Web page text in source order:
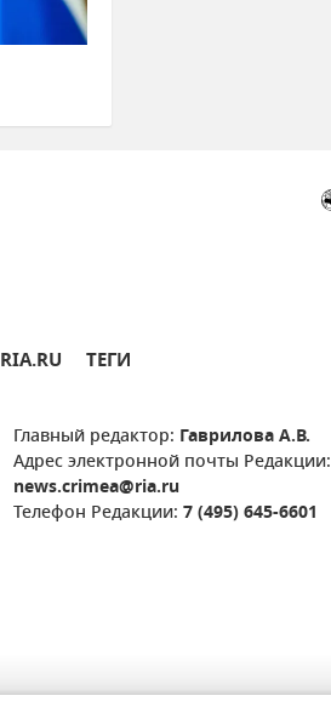
RIA.RU ТЕГИ
Главный редактор: Гаврилова А.В.
Адрес электронной почты Редакции:
news.crimea@ria.ru
Телефон Редакции: 7 (495) 645-6601